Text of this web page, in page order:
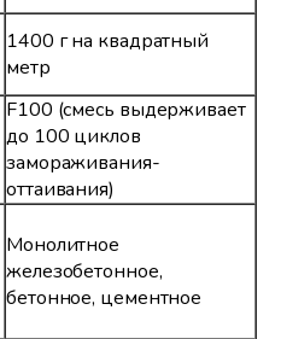
1400 г на квадратный
метр
F100 (смесь выдерживает
до 100 циклов
замораживания-
оттаивания)
Монолитное
железобетонное,
бетонное, цементное